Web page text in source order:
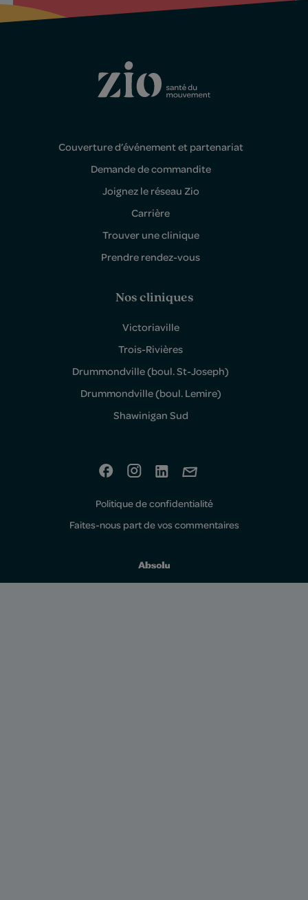
Couverture d’événement et partenariat
Demande de commandite
Joignez le réseau Zio
Carrière
Trouver une clinique
Prendre rendez-vous
Nos cliniques
Victoriaville
Trois-Rivières
Drummondville (boul. St-Joseph)
Drummondville (boul. Lemire)
Shawinigan Sud
Politique de confidentialité
Faites-nous part de vos commentaires